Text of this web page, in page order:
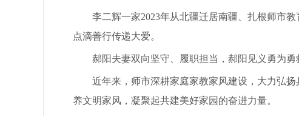
李二辉一家2023年从北疆迁居南疆、扎根师市教
点滴善行传递大爱。
郝阳夫妻双向坚守、履职担当，郝阳见义勇为勇
近年来，师市深耕家庭家教家风建设，大力弘扬
养文明家风，凝聚起共建美好家园的奋进力量。